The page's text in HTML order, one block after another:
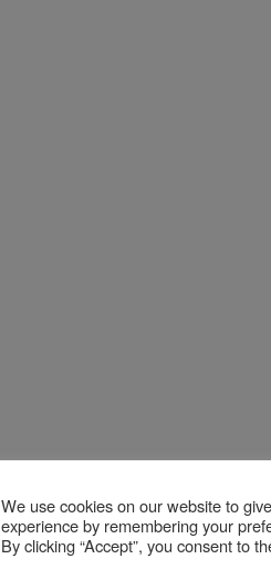
We use cookies on our website to
experience by remembering your
By clicking “Accept”, you consent to